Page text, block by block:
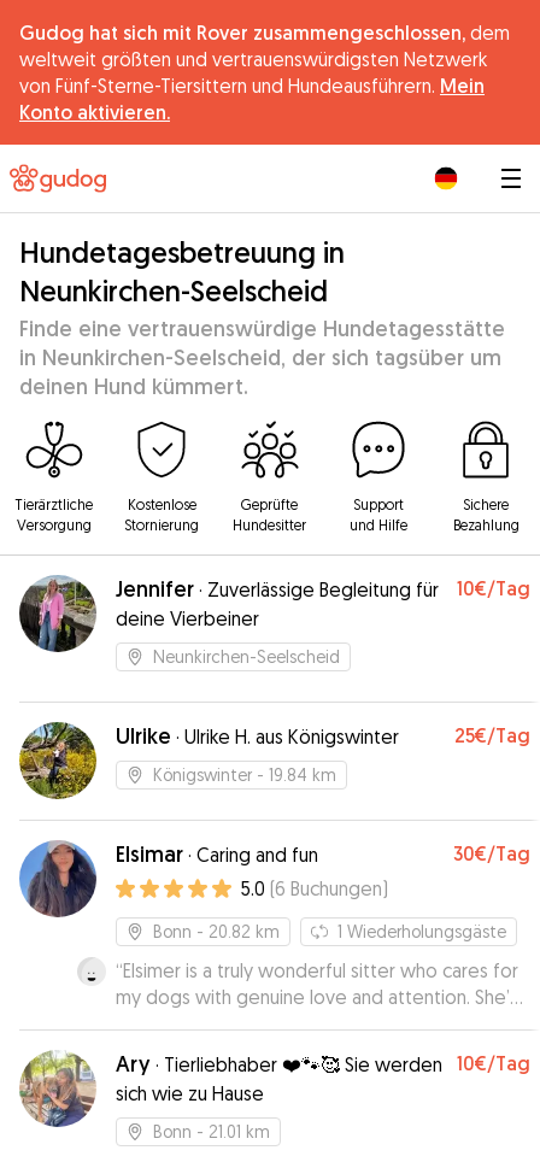
Gudog hat sich mit Rover zusammengeschlossen, dem
weltweit größten und vertrauenswürdigsten Netzwerk
von Fünf-Sterne-Tiersittern und Hundeausführern. Mein
Konto aktivieren.
Hundetagesbetreuung in
Neunkirchen-Seelscheid
Finde eine vertrauenswürdige Hundetagesstätte
in Neunkirchen-Seelscheid, der sich tagsüber um
deinen Hund kümmert.
Tierärztliche
Versorgung
Kostenlose
Stornierung
Geprüfte
Hundesitter
Support
und Hilfe
Sichere
Bezahlung
Jennifer · Zuverlässige Begleitung für
deine Vierbeiner
10€/Tag
Neunkirchen-Seelscheid
Ulrike · Ulrike H. aus Königswinter 25€/Tag
Königswinter - 19.84 km
Elsimar · Caring and fun 30€/Tag
5.0 (6 Buchungen)
Bonn - 20.82 km 1 Wiederholungsgäste
“Elsimer is a truly wonderful sitter who cares for
my dogs with genuine love and attention. She’s
warm, cheerful, and deeply responsible—I
always feel completely at ease leaving my dogs
in her care.”
Ary · Tierliebhaber ❤️🐾🥰 Sie werden
sich wie zu Hause
10€/Tag
Bonn - 21.01 km